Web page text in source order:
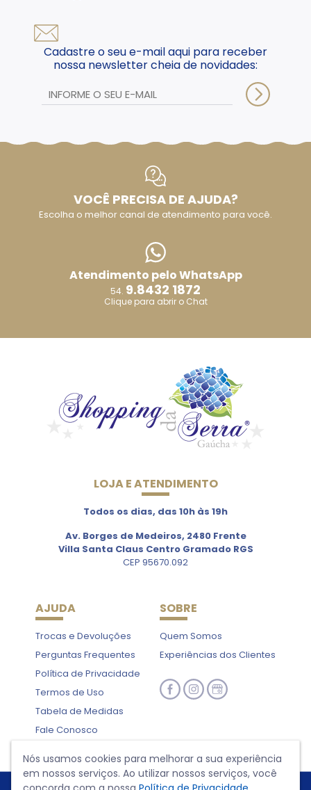
Nós usamos cookies para melhorar a sua experiência
em nossos serviços. Ao utilizar nossos serviços, você
Cadastre o seu e-mail aqui para receber
nossa newsletter cheia de novidades:
VOCÊ PRECISA DE AJUDA?
Escolha o melhor canal de atendimento para você.
Atendimento pelo WhatsApp
54. 9.8432 1872
Clique para abrir o Chat
LOJA E ATENDIMENTO
Todos os dias, das 10h às 19h
Av. Borges de Medeiros, 2480 Frente
Villa Santa Claus Centro Gramado RGS
CEP 95670.092
AJUDA
Trocas e Devoluções
Perguntas Frequentes
Política de Privacidade
Termos de Uso
Tabela de Medidas
Fale Conosco
SOBRE
Quem Somos
Experiências dos Clientes